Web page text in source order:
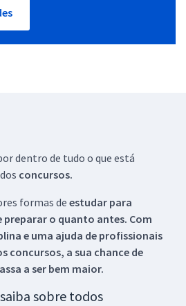
dentro de tudo o que está
concursos.
formas de estudar para
preparar o quanto antes. Com
e uma ajuda de profissionais
concursos, a sua chance de
a ser bem maior.
sobre todos